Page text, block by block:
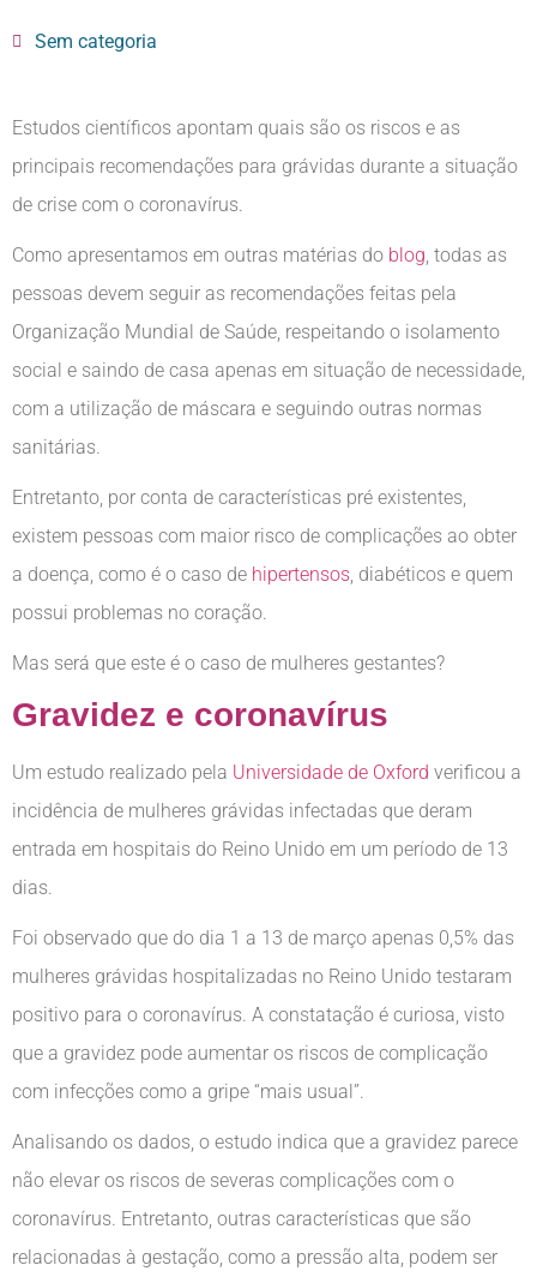
Sem categoria
Estudos científicos apontam quais são os riscos e as
principais recomendações para grávidas durante a situação
de crise com o coronavírus.
Como apresentamos em outras matérias do blog, todas as
pessoas devem seguir as recomendações feitas pela
Organização Mundial de Saúde, respeitando o isolamento
social e saindo de casa apenas em situação de necessidade,
com a utilização de máscara e seguindo outras normas
sanitárias.
Entretanto, por conta de características pré existentes,
existem pessoas com maior risco de complicações ao obter
a doença, como é o caso de hipertensos, diabéticos e quem
possui problemas no coração.
Mas será que este é o caso de mulheres gestantes?
Gravidez e coronavírus
Um estudo realizado pela Universidade de Oxford verificou a
incidência de mulheres grávidas infectadas que deram
entrada em hospitais do Reino Unido em um período de 13
dias.
Foi observado que do dia 1 a 13 de março apenas 0,5% das
mulheres grávidas hospitalizadas no Reino Unido testaram
positivo para o coronavírus. A constatação é curiosa, visto
que a gravidez pode aumentar os riscos de complicação
com infecções como a gripe “mais usual”.
Analisando os dados, o estudo indica que a gravidez parece
não elevar os riscos de severas complicações com o
coronavírus. Entretanto, outras características que são
relacionadas à gestação, como a pressão alta, podem ser